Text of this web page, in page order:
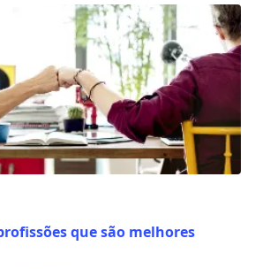
que são melhores